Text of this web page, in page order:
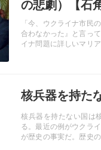
の悲劇）【石
「今、ウクライナ市民
合わなかった』と言っ
イナ問題に詳しいマリ
み込まれないために、
核兵器を持た
核兵器を持たない国は
る。最近の例がウクラ
が歴史の事実だ。歴史